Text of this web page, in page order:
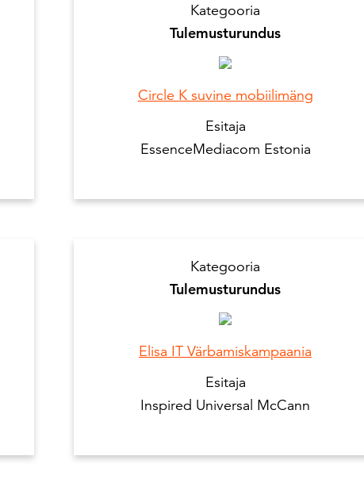
Kategooria
Tulemusturundus
Circle K suvine mobiilimäng
Esitaja
EssenceMediacom Estonia
Kategooria
Tulemusturundus
Elisa IT Värbamiskampaania
Esitaja
Inspired Universal McCann